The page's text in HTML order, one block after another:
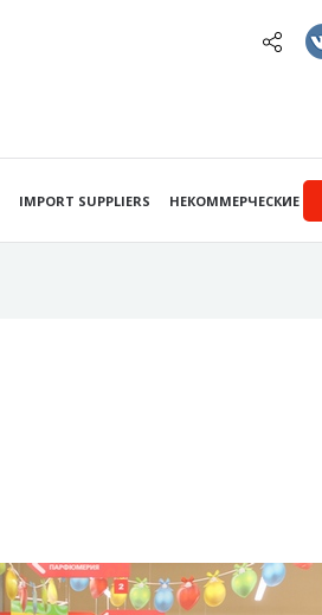
IMPORT SUPPLIERS НЕКОММЕРЧЕСКИЕ